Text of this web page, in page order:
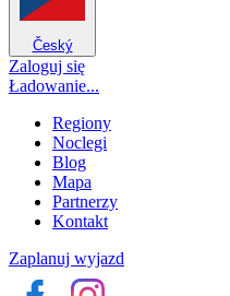
Český
Zaloguj się
Ładowanie...
Regiony
Noclegi
Blog
Mapa
Partnerzy
Kontakt
Zaplanuj wyjazd